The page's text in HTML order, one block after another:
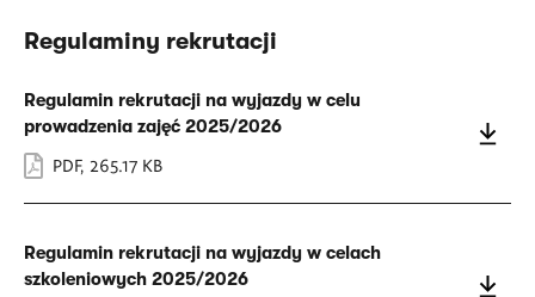
Regulaminy rekrutacji
Regulamin rekrutacji na wyjazdy w celu
prowadzenia zajęć 2025/2026
PDF, 265.17 KB
Regulamin rekrutacji na wyjazdy w celach
szkoleniowych 2025/2026